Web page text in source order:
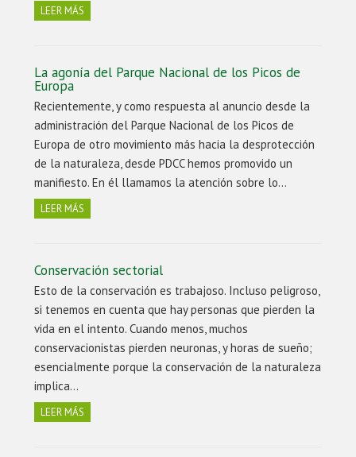
LEER MÁS
La agonía del Parque Nacional de los Picos de
Europa
Recientemente, y como respuesta al anuncio desde la
administración del Parque Nacional de los Picos de
Europa de otro movimiento más hacia la desprotección
de la naturaleza, desde PDCC hemos promovido un
manifiesto. En él llamamos la atención sobre lo…
LEER MÁS
Conservación sectorial
Esto de la conservación es trabajoso. Incluso peligroso,
si tenemos en cuenta que hay personas que pierden la
vida en el intento. Cuando menos, muchos
conservacionistas pierden neuronas, y horas de sueño;
esencialmente porque la conservación de la naturaleza
implica…
LEER MÁS